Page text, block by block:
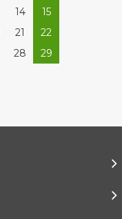
14
15
21
22
28
29